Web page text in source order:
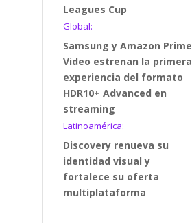
Leagues Cup
Global:
Samsung y Amazon Prime
Video estrenan la primera
experiencia del formato
HDR10+ Advanced en
streaming
Latinoamérica:
Discovery renueva su
identidad visual y
fortalece su oferta
multiplataforma